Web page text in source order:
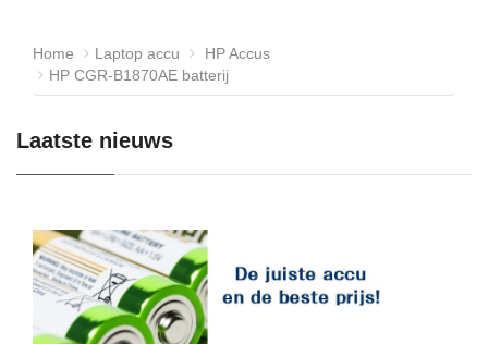
Home Laptop accu
HP Accus
HP CGR-B1870AE batterij
Laatste nieuws